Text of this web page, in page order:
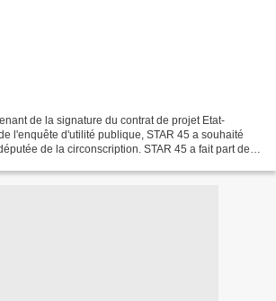
de la signature du contrat de projet Etat-
l'enquête d'utilité publique, STAR 45 a souhaité
de la circonscription. STAR 45 a fait part de